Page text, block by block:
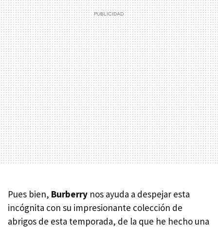
Pues bien, Burberry nos ayuda a despejar esta
incógnita con su impresionante colección de
abrigos de esta temporada, de la que he hecho una